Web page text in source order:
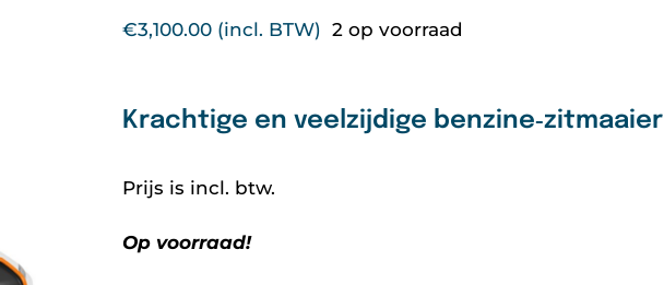
€3,100.00 2 op voorraad
Krachtige en veelzijdige benzine‑zitmaaier
Prijs is incl. btw.
Op voorraad!